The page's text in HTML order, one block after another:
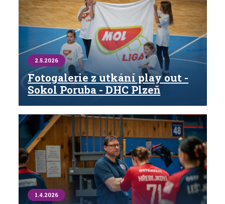
2.5.2026
Fotogalerie z utkání play out -
Sokol Poruba - DHC Plzeň
1.4.2026